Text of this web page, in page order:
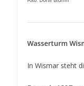
Wasserturm
In Wismar steht